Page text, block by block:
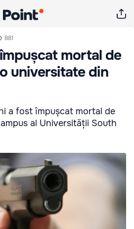
881
mortal de
universitate din
a fost împușcat mortal de
al Universității South